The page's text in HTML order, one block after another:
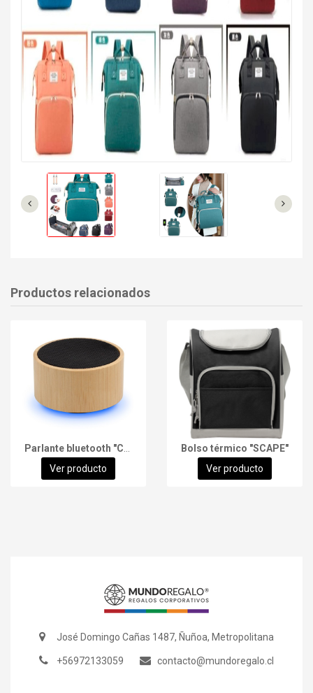
Productos relacionados
Ver producto
Bolso térmico "SCAPE"
Ver producto
José Domingo Cañas 1487, Ñuñoa, Metropolitana
+56972133059 contacto@mundoregalo.cl